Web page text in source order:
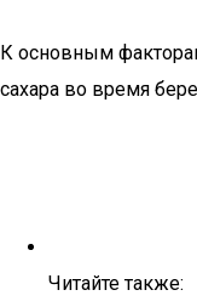
К основным
сахара во время
Читайте также: